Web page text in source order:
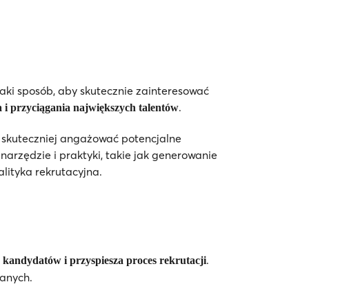
sposób, aby skutecznie zainteresować
przyciągania największych talentów.
angażować potencjalne
i praktyki, takie jak generowanie
rekrutacyjna.
i przyspiesza proces rekrutacji.